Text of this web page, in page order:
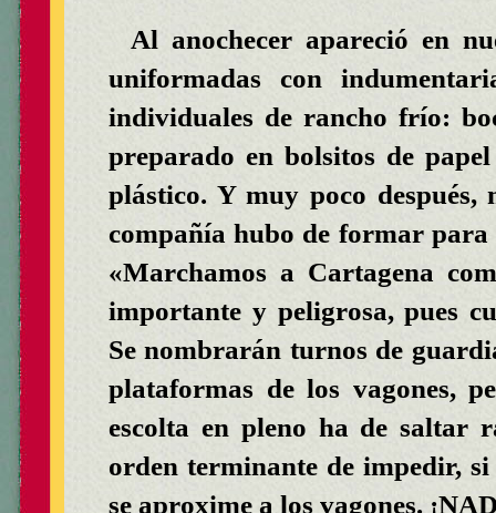
Al anochecer apareció en
uniformadas con
individuales de rancho frío:
preparado en bolsitos de
plástico. Y muy poco después,
compañía hubo de formar
«Marchamos a Cartagena
importante y peligrosa, pues
Se nombrarán turnos de
plataformas de los vagones,
escolta en pleno ha de saltar
orden terminante de impedir,
se aproxime a los vagones.